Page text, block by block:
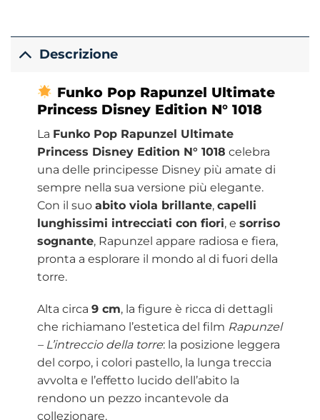
Descrizione
Funko Pop Rapunzel Ultimate
Princess Disney Edition N° 1018
La Funko Pop Rapunzel Ultimate
Princess Disney Edition N° 1018 celebra
una delle principesse Disney più amate di
sempre nella sua versione più elegante.
Con il suo abito viola brillante, capelli
lunghissimi intrecciati con fiori, e sorriso
sognante, Rapunzel appare radiosa e fiera,
pronta a esplorare il mondo al di fuori della
torre.
Alta circa 9 cm, la figure è ricca di dettagli
che richiamano l’estetica del film Rapunzel
– L’intreccio della torre: la posizione leggera
del corpo, i colori pastello, la lunga treccia
avvolta e l’effetto lucido dell’abito la
rendono un pezzo incantevole da
collezionare.